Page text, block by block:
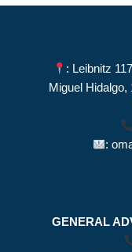
: Leibnitz
Miguel
:
GENERAL